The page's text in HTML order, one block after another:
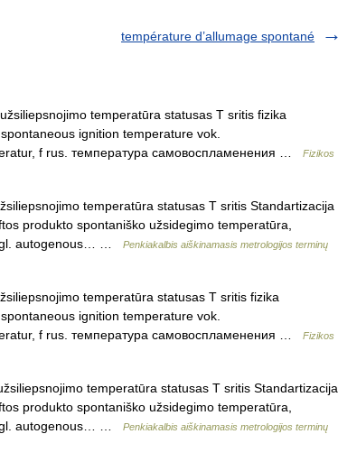
température d’allumage spontané
temperatūra statusas T sritis fizika
ignition temperature vok.
f rus. температура самовоспламенения …
Fizikos
temperatūra statusas T sritis Standartizacija
produkto spontaniško užsidegimo temperatūra,
autogenous… …
Penkiakalbis aiškinamasis metrologijos terminų
temperatūra statusas T sritis fizika
ignition temperature vok.
f rus. температура самовоспламенения …
Fizikos
temperatūra statusas T sritis Standartizacija
produkto spontaniško užsidegimo temperatūra,
autogenous… …
Penkiakalbis aiškinamasis metrologijos terminų